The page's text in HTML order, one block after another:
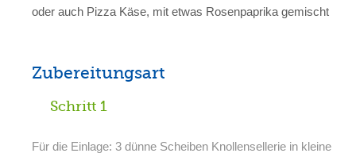
oder auch Pizza Käse, mit etwas Rosenpaprika gemischt
Zubereitungsart
Schritt 1
Für die Einlage: 3 dünne Scheiben Knollensellerie in kleine